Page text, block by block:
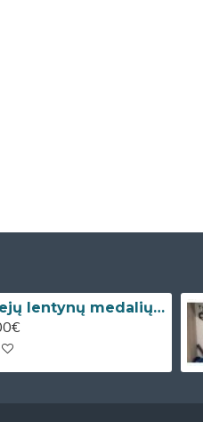
Dviejų lentynų medalių kabykla